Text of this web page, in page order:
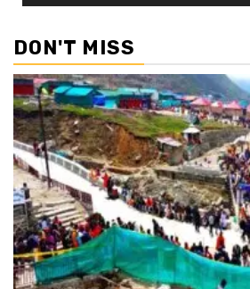
DON'T MISS